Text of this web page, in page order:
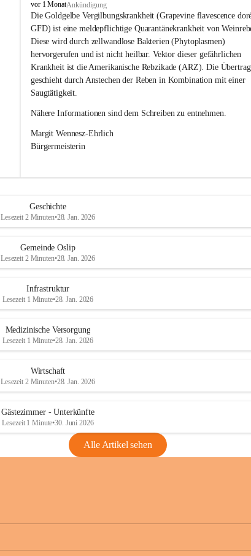
O
s
l
i
p
vor 1 MonatAnkündigung
Die Goldgelbe Vergilbungskrankheit (Grapevine flavescence
GFD) ist eine meldepflichtige Quarantänekrankheit von
Diese wird durch zellwandlose Bakterien (Phytoplasmen)
hervorgerufen und ist nicht heilbar. Vektor dieser gefährlichen
Krankheit ist die Amerikanische Rebzikade (ARZ). Die
geschieht durch Anstechen der Reben in Kombination mit einer
Saugtätigkeit.
Nähere Informationen sind dem Schreiben zu entnehmen.
Margit Wennesz-Ehrlich
Bürgermeisterin
Geschichte
Lesezeit 2 Minuten•28. Jan. 2026
Gemeinde Oslip
Lesezeit 2 Minuten•28. Jan. 2026
Infrastruktur
Lesezeit 1 Minute•28. Jan. 2026
Medizinische Versorgung
Lesezeit 1 Minute•28. Jan. 2026
Wirtschaft
Lesezeit 2 Minuten•28. Jan. 2026
Gästezimmer - Unterkünfte
Lesezeit 1 Minute•30. Juni 2026
Alle Artikel sehen